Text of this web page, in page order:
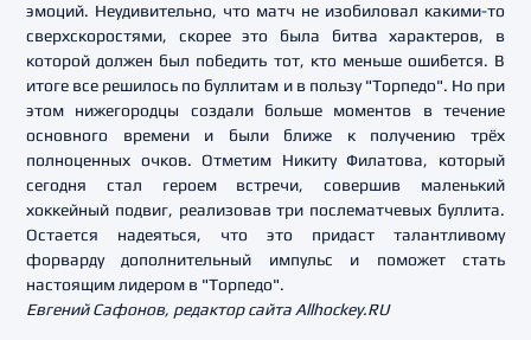
эмоций. Неудивительно, что матч не изобиловал какими-то
сверхскоростями, скорее это была битва характеров, в
которой должен был победить тот, кто меньше ошибется. В
итоге все решилось по буллитам и в пользу "Торпедо". Но при
этом нижегородцы создали больше моментов в течение
основного времени и были ближе к получению трёх
полноценных очков. Отметим Никиту Филатова, который
сегодня стал героем встречи, совершив маленький
хоккейный подвиг, реализовав три послематчевых буллита.
Остается надеяться, что это придаст талантливому
форварду дополнительный импульс и поможет стать
настоящим лидером в "Торпедо".
Евгений Сафонов, редактор сайта Allhockey.RU